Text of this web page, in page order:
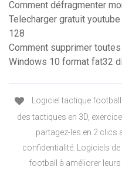
Comment défragmenter
Telecharger gratuit
128
Comment supprimer
Windows 10 format fat32
Logiciel tactique
des tactiques en 3D,
partagez-les en 2 clics
confidentialité. Logiciels
football à améliorer